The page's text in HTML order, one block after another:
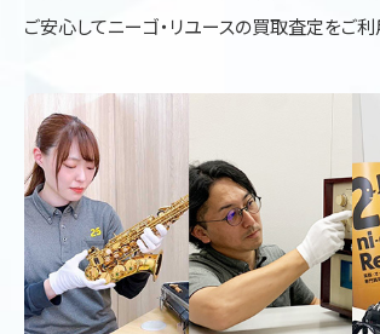
ご安心してニーゴ・リユースの買取査定をご利